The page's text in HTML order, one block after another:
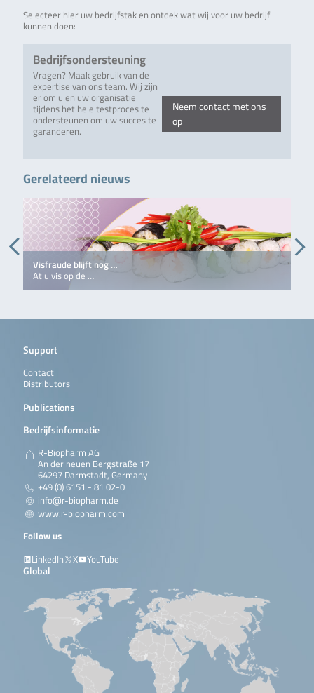
Selecteer hier uw bedrijfstak en ontdek wat wij voor uw bedrijf
kunnen doen:
Bedrijfsondersteuning
Vragen? Maak gebruik van de
expertise van ons team. Wij zijn
er om u en uw organisatie
tijdens het hele testproces te
ondersteunen om uw succes te
garanderen.
Neem contact met ons
op
Gerelateerd nieuws
Visfraude blijft nog …
At u vis op de …
Support
Contact
Distributors
Publications
Bedrijfsinformatie
R-Biopharm AG
An der neuen Bergstraße 17
64297 Darmstadt, Germany
+49 (0) 6151 - 81 02-0
info@r-biopharm.de
www.r-biopharm.com
Follow us
LinkedIn
X YouTube
Global